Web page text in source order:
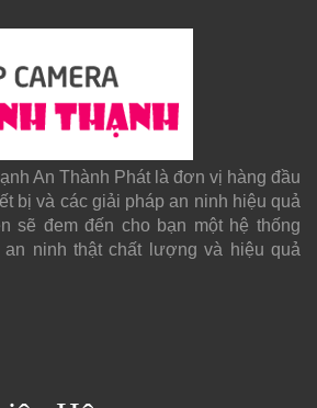
An Thành Phát là đơn vị hàng đầu
bị và các giải pháp an ninh hiệu quả
sẽ đem đến cho bạn một hệ thống
ninh thật chất lượng và hiệu quả